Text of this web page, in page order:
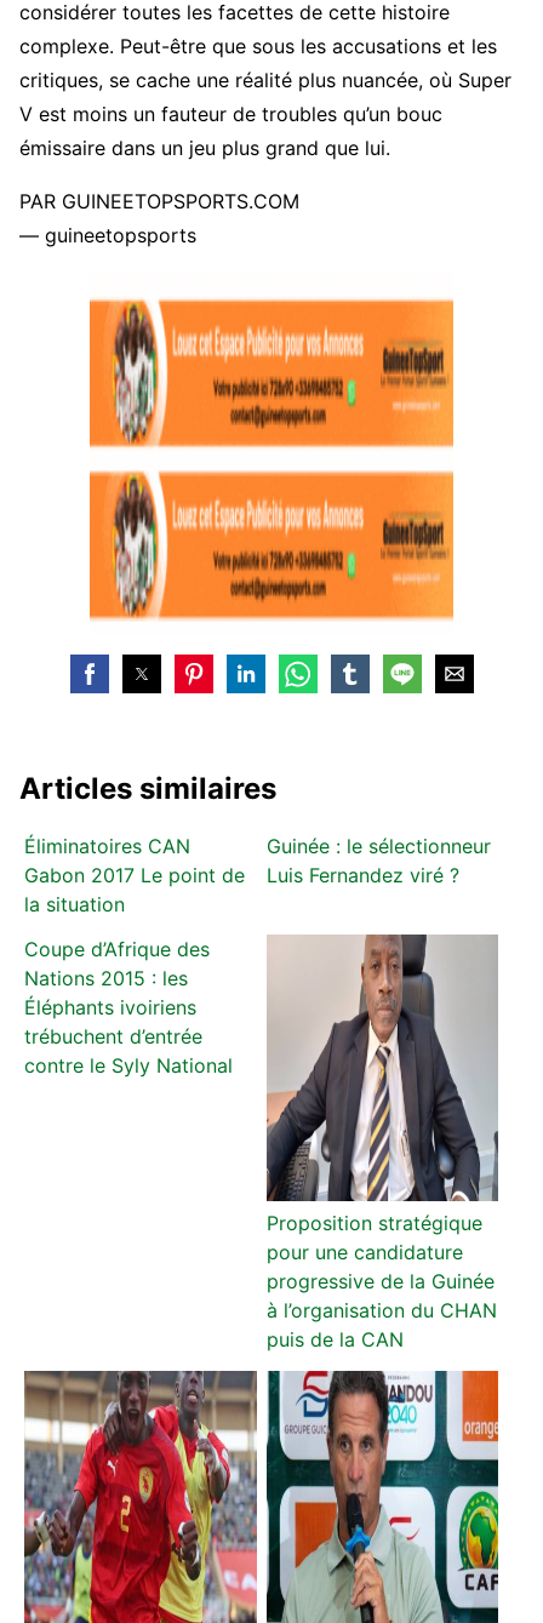
considérer toutes les facettes de cette histoire
complexe. Peut-être que sous les accusations et les
critiques, se cache une réalité plus nuancée, où Super
V est moins un fauteur de troubles qu’un bouc
émissaire dans un jeu plus grand que lui.
PAR GUINEETOPSPORTS.COM
— guineetopsports
Articles similaires
Éliminatoires CAN
Gabon 2017 Le point de
la situation
Guinée : le sélectionneur
Luis Fernandez viré ?
Coupe d’Afrique des
Nations 2015 : les
Éléphants ivoiriens
trébuchent d’entrée
contre le Syly National
Proposition stratégique
pour une candidature
progressive de la Guinée
à l’organisation du CHAN
puis de la CAN